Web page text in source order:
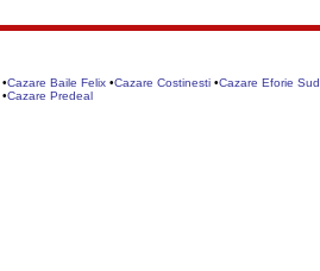
•Cazare Baile Felix •Cazare Costinesti •Cazare Eforie Sud
•Cazare Predeal